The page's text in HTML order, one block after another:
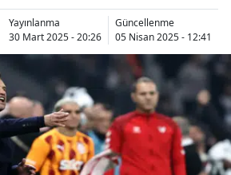
Yayınlanma
30 Mart 2025 - 20:26
Güncellenme
05 Nisan 2025 - 12:41